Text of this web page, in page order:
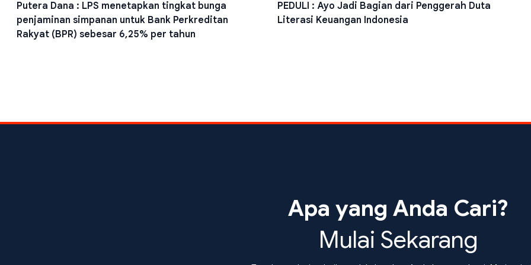
Putera Dana : LPS menetapkan tingkat bunga
penjaminan simpanan untuk Bank Perkreditan
Rakyat (BPR) sebesar 6,25% per tahun
PEDULI : Ayo Jadi Bagian dari Penggerah Duta
Literasi Keuangan Indonesia
Apa yang Anda Cari?
Mulai Sekarang